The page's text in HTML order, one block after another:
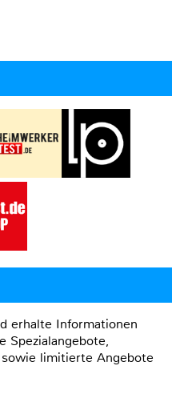
erhalte Informationen
Spezialangebote,
limitierte Angebote